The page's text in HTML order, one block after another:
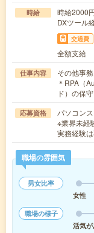
時給
時給2000
DXツール
交通費
全額支給
仕事内容
その他事
＊RPA（
ド）の保
応募資格
パソコン
※業界未経
実務経験
職場の雰囲気
男女比率
女性
職場の様子
活気が